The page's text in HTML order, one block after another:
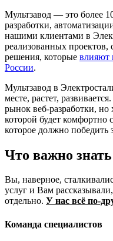
Мультзавод — это более
разработки,
нашими клиентами в
реализованных
решения, которые влияют
России.
Мультзавод в
месте, растет,
рынок веб-разработки,
которой будет комфортно
которое должно победить
Что важно
Вы, наверное,
услуг и Вам
отдельно. У нас всё по-
Команда специалистов